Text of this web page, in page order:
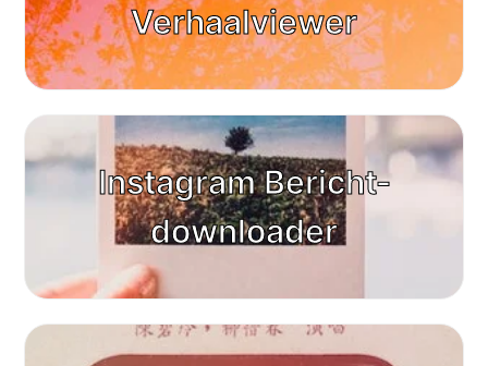
Verhaalviewer
Instagram Bericht-
downloader